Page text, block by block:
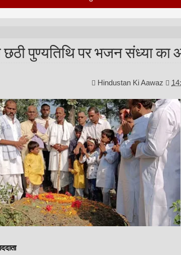
छठी पुण्यतिथि पर भजन संध्या
Hindustan Ki Aawaz